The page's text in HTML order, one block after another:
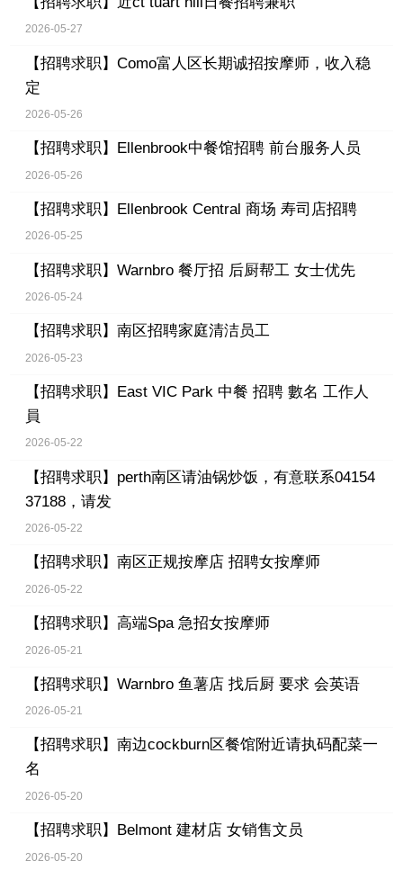
2026-05-27
【招聘求职】 Como富人区长期诚招按摩师，收入稳
定
2026-05-26
【招聘求职】 Ellenbrook中餐馆招聘 前台服务人员
2026-05-26
【招聘求职】 Ellenbrook Central 商场 寿司店招聘
2026-05-25
【招聘求职】 Warnbro 餐厅招 后厨帮工 女士优先
2026-05-24
【招聘求职】 南区招聘家庭清洁员工
2026-05-23
【招聘求职】 East VIC Park 中餐 招聘 數名 工作人
員
2026-05-22
【招聘求职】 perth南区请油锅炒饭，有意联系04154
37188，请发
2026-05-22
【招聘求职】 南区正规按摩店 招聘女按摩师
2026-05-22
【招聘求职】 高端Spa 急招女按摩师
2026-05-21
【招聘求职】 Warnbro 鱼薯店 找后厨 要求 会英语
2026-05-21
【招聘求职】 南边cockburn区餐馆附近请执码配菜一
名
2026-05-20
【招聘求职】 Belmont 建材店 女销售文员
2026-05-20